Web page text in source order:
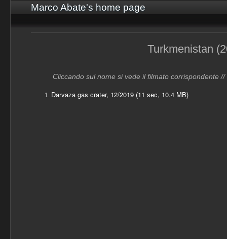
Marco Abate's home page
Turkmenistan
Cliccando sul nome si vede il filmato corrispondente
Darvaza gas crater, 12/2019 (11 sec, 10.4 MB)